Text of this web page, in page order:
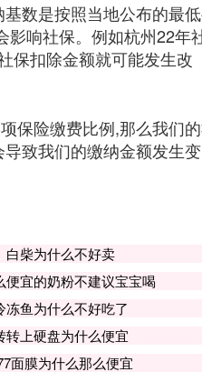
数是按照当地公布的最
影响社保。例如杭州22年
保扣除金额就可能发生改
保险缴费比例,那么我们
致我们的缴纳金额发生变
白柴为什么不好卖
便宜的奶粉不建议宝宝喝
冻鱼为什么不好吃了
转上硬盘为什么便宜
面膜为什么那么便宜